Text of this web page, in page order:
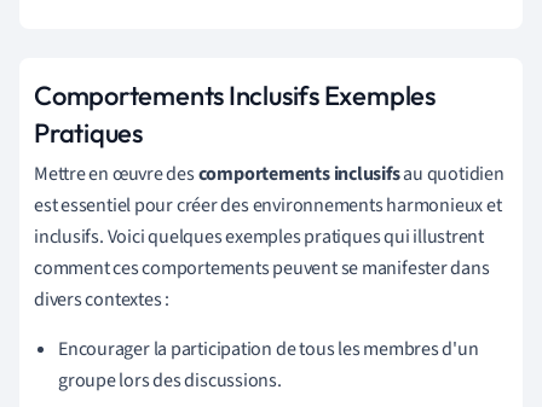
Comportements Inclusifs Exemples
Pratiques
Mettre en œuvre descomportements inclusifsau quotidien
est essentiel pour créer des environnements harmonieux et
inclusifs. Voici quelques exemples pratiques qui illustrent
comment ces comportements peuvent se manifester dans
divers contextes :
Encourager la participation de tous les membres d'un
groupe lors des discussions.